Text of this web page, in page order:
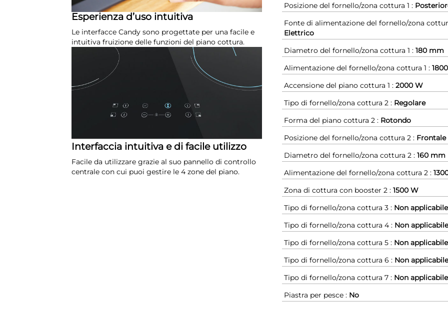
Esperienza d’uso intuitiva
Le interfacce Candy sono progettate per una facile e
intuitiva fruizione delle funzioni del piano cottura.
Interfaccia intuitiva e di facile utilizzo
Facile da utilizzare grazie al suo pannello di controllo
centrale con cui puoi gestire le 4 zone del piano.
Posizione del fornello/zona cottura 1 :
Fonte di alimentazione del fornello/zona
Elettrico
Diametro del fornello/zona cottura 1 : 180 mm
Alimentazione del fornello/zona cottura 1 :
Accensione del piano cottura 1 : 2000 W
Tipo di fornello/zona cottura 2 : Regolare
Forma del piano cottura 2 : Rotondo
Posizione del fornello/zona cottura 2 : Frontale
Diametro del fornello/zona cottura 2 : 160 mm
Alimentazione del fornello/zona cottura 2 :
Zona di cottura con booster 2 : 1500 W
Tipo di fornello/zona cottura 3 : Non applicabile
Tipo di fornello/zona cottura 4 : Non applicabile
Tipo di fornello/zona cottura 5 : Non applicabile
Tipo di fornello/zona cottura 6 : Non applicabile
Tipo di fornello/zona cottura 7 : Non applicabile
Piastra per pesce : No